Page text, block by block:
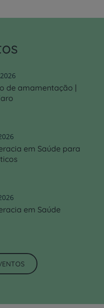
de amamentação |
em Saúde para
em Saúde